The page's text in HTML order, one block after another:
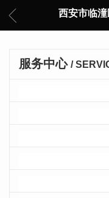
西安市临
服务中心 /